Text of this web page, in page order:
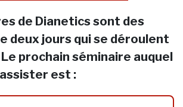
de Dianetics sont des
deux jours qui se déroulent
prochain séminaire auquel
est :